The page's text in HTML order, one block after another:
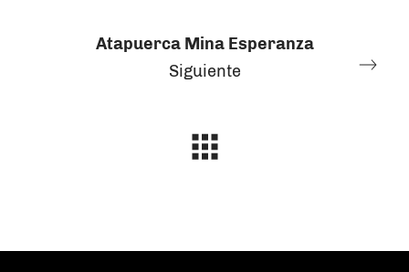
Atapuerca Mina Esperanza
Siguiente